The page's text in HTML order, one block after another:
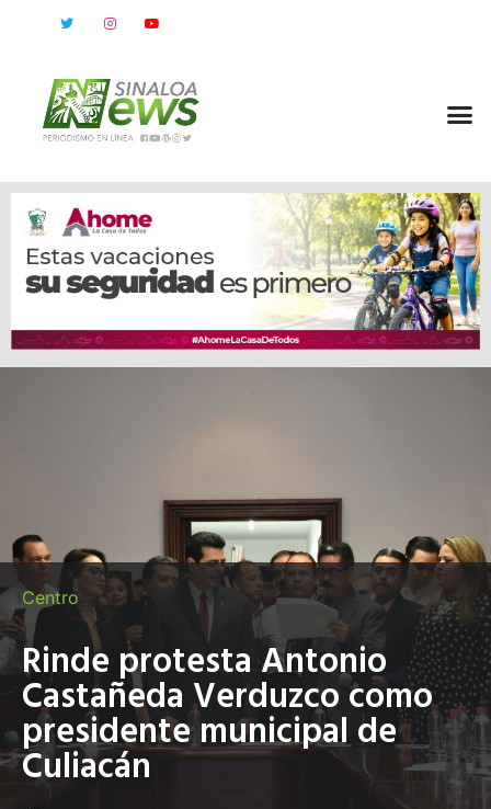
Centro
Rinde protesta Antonio
Castañeda Verduzco como
presidente municipal de
Culiacán